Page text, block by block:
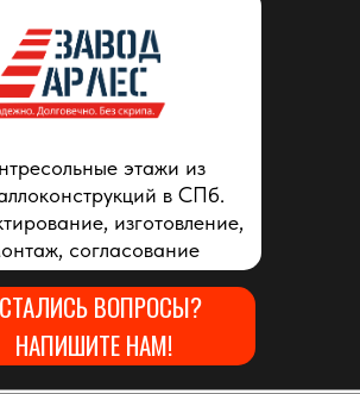
этажи из
в СПб.
изготовление,
согласование
ВОПРОСЫ?
НАПИШИТЕ НАМ!